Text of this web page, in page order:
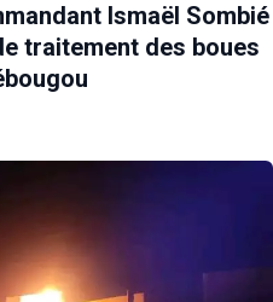
Ismaël Sombié
traitement des boues